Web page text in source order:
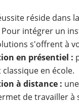
réside dans
intégrer un
s'offrent à
en présentiel :
en école.
à distance :
de travailler à